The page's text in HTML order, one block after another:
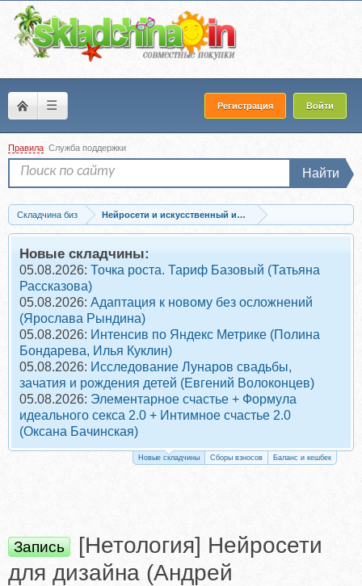
☰ Регистрация Войти
Правила Служба поддержки
Найти
Складчина биз
Нейросети и искусственный интеллект
Запись [Нетология] Нейросети для дизайна (Андрей Малеваник)
Новые складчины:
05.08.2026: Точка роста. Тариф Базовый (Татьяна
Рассказова)
05.08.2026: Адаптация к новому без осложнений
(Ярослава Рындина)
05.08.2026: Интенсив по Яндекс Метрике (Полина
Бондарева, Илья Куклин)
05.08.2026: Исследование Лунаров свадьбы,
зачатия и рождения детей (Евгений Волоконцев)
05.08.2026: Элементарное счастье + Формула
идеального секса 2.0 + Интимное счастье 2.0
(Оксана Бачинская)
Новые складчины Сборы взносов Баланс и кешбек
Запись
[Нетология] Нейросети
для дизайна (Андрей